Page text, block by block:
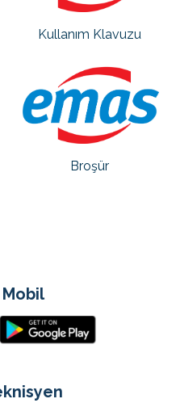
Kullanım Klavuzu
Broşür
Mobil